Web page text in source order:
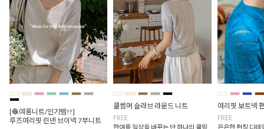
[🧶여름니트/인기템!!]
루즈여리핏 린넨 브이넥 7부니트
쿨썸머 슬라브 라운드 니트
FREE
한여름 일상을 바꾸는 단 하나의 쿨링
여리핏 보트넥
FREE
은은한 펀칭 디테